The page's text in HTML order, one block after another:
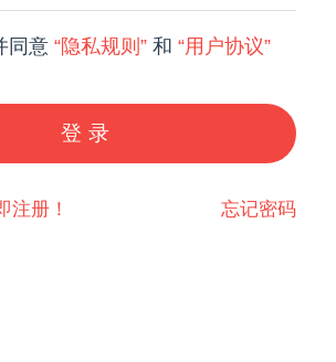
同意“隐私规则” 和“用户协议”
登录
注册！ 忘记密码